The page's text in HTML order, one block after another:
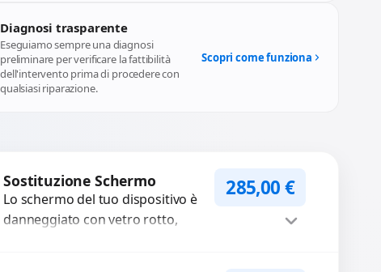
Diagnosi trasparente
Eseguiamo sempre una diagnosi
preliminare per verificare la fattibilità
dell'intervento prima di procedere con
qualsiasi riparazione.
Scopri come funziona
Sostituzione Schermo
Lo schermo del tuo dispositivo è
danneggiato con vetro rotto,
285,00€